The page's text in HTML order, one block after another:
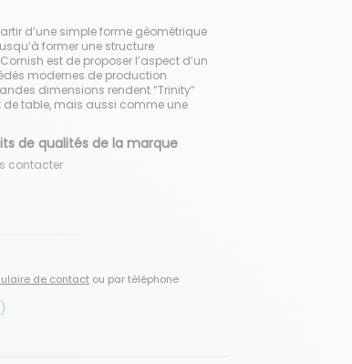
d’une simple forme géométrique
former une structure
est de proposer l’aspect d’un
modernes de production
dimensions rendent “Trinity“
table, mais aussi comme une
de qualités de la marque
contacter
de contact ou par téléphone